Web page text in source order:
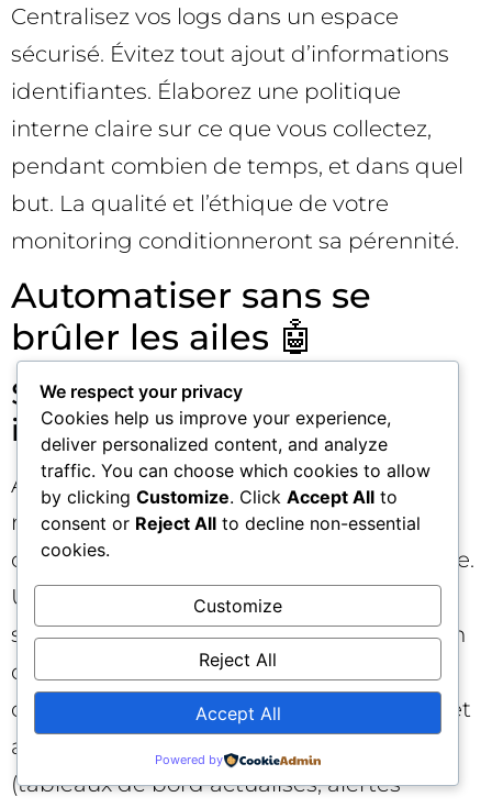
Centralisez vos logs dans un espace
sécurisé. Évitez tout ajout d’informations
identifiantes. Élaborez une politique
interne claire sur ce que vous collectez,
pendant combien de temps, et dans quel
but. La qualité et l’éthique de votre
monitoring conditionneront sa pérennité.
Automatiser sans se
brûler les ailes 🤖
Standardiser, puis
industrialiser
Avant l’automatisation, verrouillez votre
méthode manuelle : prompts, cadence,
champs à capturer, schéma de nommage.
Une fois stabilisée, vous pourrez
semi‑automatiser la collecte (organisation
des captures, pré‑remplissage des
champs, calculs de parts d’impressions) et
automatiser entièrement le reporting
(tableaux de bord actualisés, alertes
We respect your privacy
Cookies help us improve your experience,
deliver personalized content, and analyze
traffic. You can choose which cookies to allow
by clicking Customize. Click Accept All to
consent or Reject All to decline non-essential
cookies.
Customize
Reject All
Accept All
Powered by